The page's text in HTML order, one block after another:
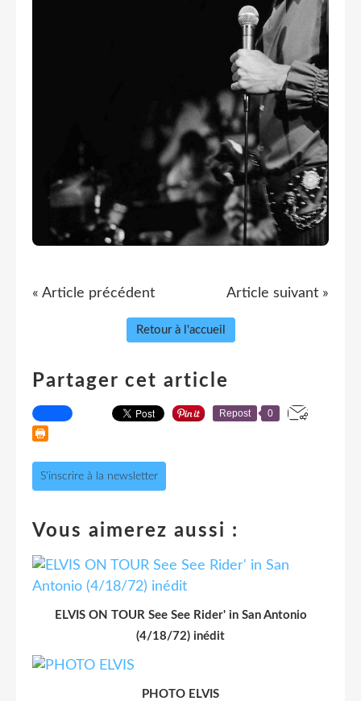
« Article précédent Article suivant »
Retour à l'accueil
Partager cet article
Repost 0
S'inscrire à la newsletter
Vous aimerez aussi :
ELVIS ON TOUR See See Rider' in San Antonio
(4/18/72) inédit
PHOTO ELVIS